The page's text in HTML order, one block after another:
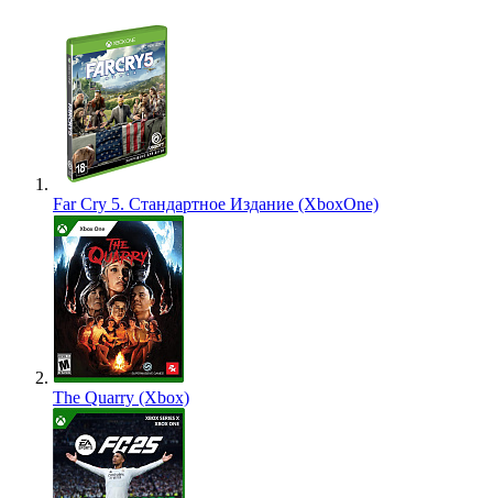
Far Cry 5. Стандартное Издание (XboxOne)
The Quarry (Xbox)